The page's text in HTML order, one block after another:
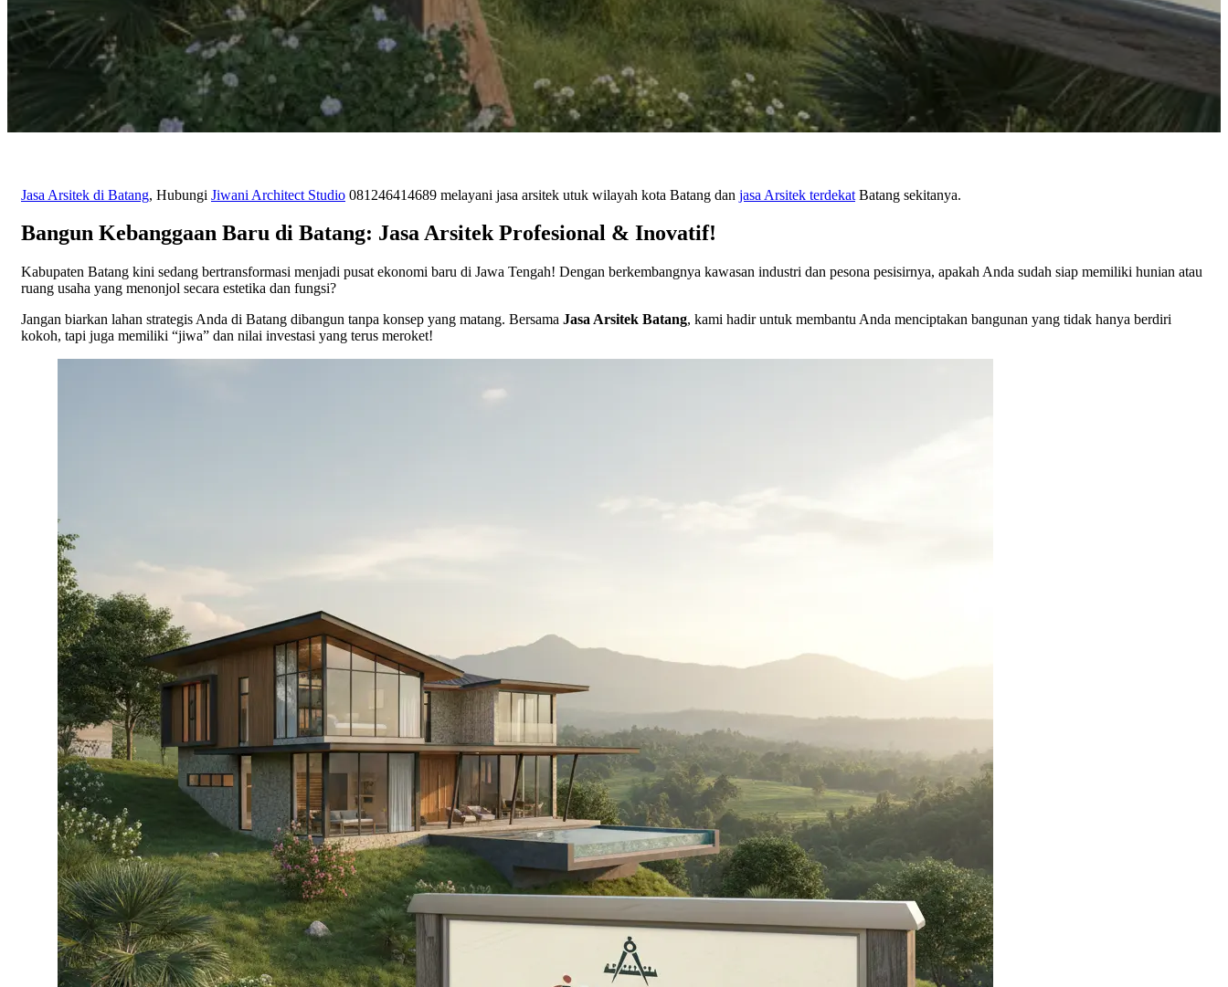
Jasa Arsitek di Batang, Hubungi Jiwani Architect Studio 081246414689 melayani jasa arsitek utuk wilayah kota Batang dan jasa Arsitek terdekat Batang sekitanya.
Bangun Kebanggaan Baru di Batang: Jasa Arsitek Profesional & Inovatif!
Kabupaten Batang kini sedang bertransformasi menjadi pusat ekonomi baru di Jawa Tengah! Dengan berkembangnya kawasan industri dan pesona pesisirnya, apakah Anda sudah siap memiliki hunian atau
ruang usaha yang menonjol secara estetika dan fungsi?
Jangan biarkan lahan strategis Anda di Batang dibangun tanpa konsep yang matang. Bersama Jasa Arsitek Batang, kami hadir untuk membantu Anda menciptakan bangunan yang tidak hanya berdiri
kokoh, tapi juga memiliki “jiwa” dan nilai investasi yang terus meroket!